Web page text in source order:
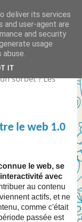
Zéro ? la
sorbet ? Les
le web 1.0
le web, se
avec
au contenu
actifs, et ne
comme c'était
passée est
deliver its services
and user-agent are
and security
usage
IT